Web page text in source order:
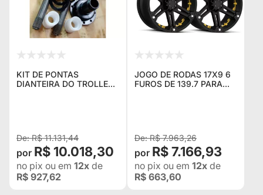
KIT DE PONTAS
DIANTEIRA DO TROLLER
R$ 11.131,44
R$ 10.018,30
no pix ou em 12x de
R$ 927,62
JOGO DE RODAS 17X9 6
FUROS DE 139.7 PARA
R$ 7.963,26
R$ 7.166,93
no pix ou em 12x de
R$ 663,60